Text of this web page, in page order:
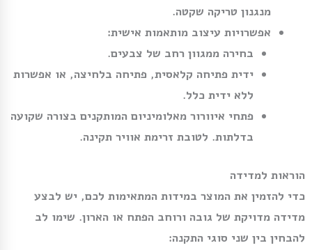
מנגנון טריקה שקטה.
אפשרויות עיצוב מותאמות אישית:
בחירה ממגוון רחב של צבעים.
ידית פתיחה קלאסית, פתיחה בלחיצה, או אפשרות
ללא ידית כלל.
פתחי איוורור מאלומיניום המותקנים בצורה שקועה
בדלתות. לטובת זרימת אוויר תקינה.
הוראות למדידה
כדי להזמין את המוצר במידות המתאימות לכם, יש לבצע
מדידה מדויקת של גובה ורוחב הפתח או הארון. שימו לב
להבחין בין שני סוגי התקנה: